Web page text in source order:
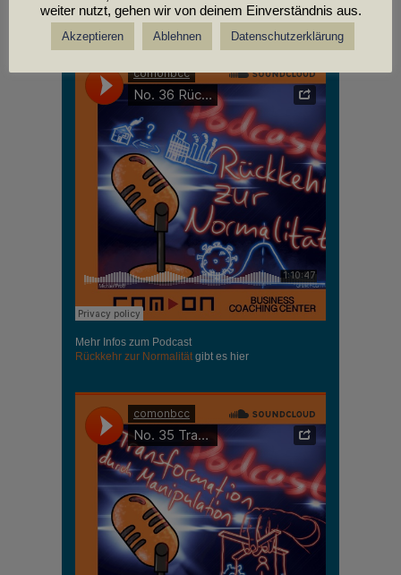
PODCASTS
Mehr Infos zum Podcast
Rückkehr zur Normalitätgibt es hier
weiter nutzt, gehen wir von deinem Einverständnis aus.
Akzeptieren Ablehnen Datenschutzerklärung